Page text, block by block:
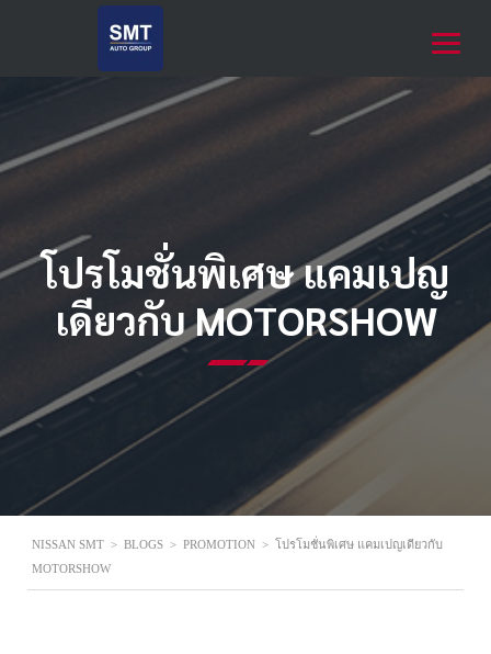
โปรโมชั่นพิเศษ แคมเปญ
เดียวกับ MOTORSHOW
NISSAN SMT > BLOGS > PROMOTION > โปรโมชั่นพิเศษ แคมเปญเดียวกับ
MOTORSHOW